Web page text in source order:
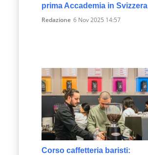
prima Accademia in Svizzera
Redazione 6 Nov 2025 14:57
Corso caffetteria baristi: